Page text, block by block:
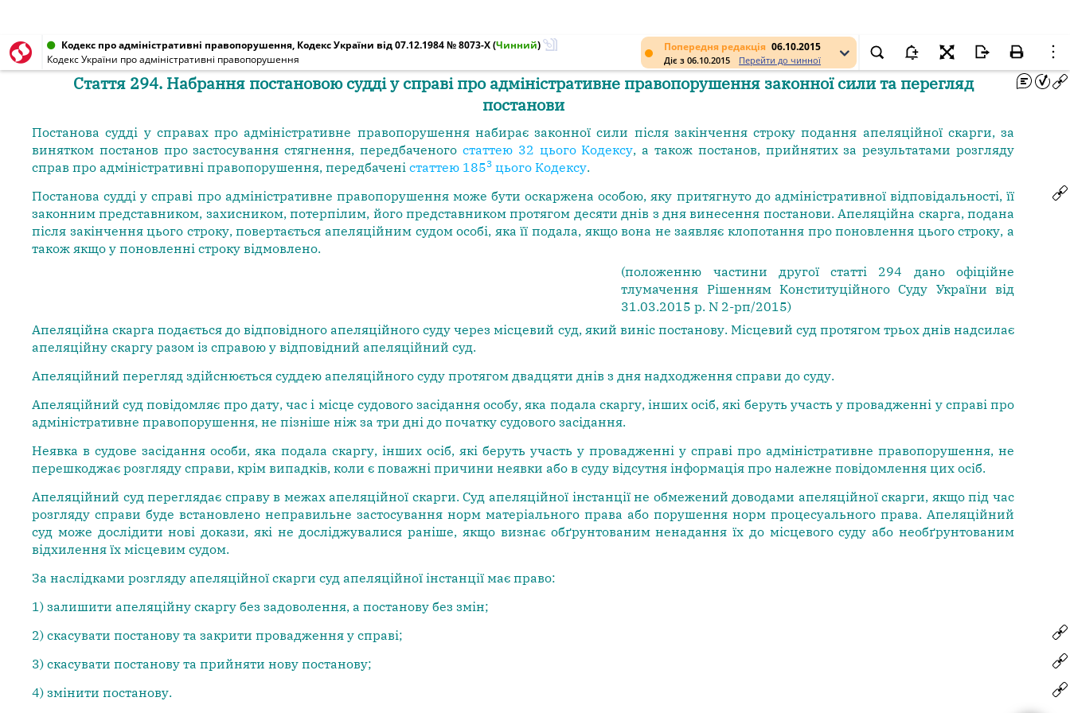
Попередня редакція 06.10.2015
Діє з 06.10.2015 Перейти до чинної
Кодекс про адміністративні правопорушення, Кодекс України від 07.12.1984 № 8073-X(Чинний)
Кодекс України про адміністративні правопорушення